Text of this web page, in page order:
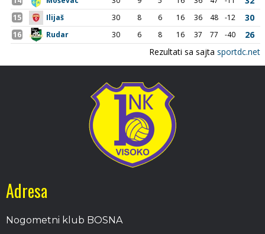
Adresa
Nogometni klub BOSNA